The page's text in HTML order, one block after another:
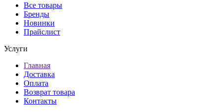
Все товары
Бренды
Новинки
Прайслист
Услуги
Главная
Доставка
Оплата
Возврат товара
Контакты